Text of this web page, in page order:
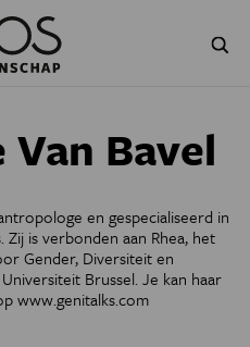
RUIMTE
GESCHIEDENIS
BLOGS
Bavel
en gespecialiseerd in
is verbonden aan Rhea, het
Gender, Diversiteit en
Brussel. Je kan haar
www.genitalks.com